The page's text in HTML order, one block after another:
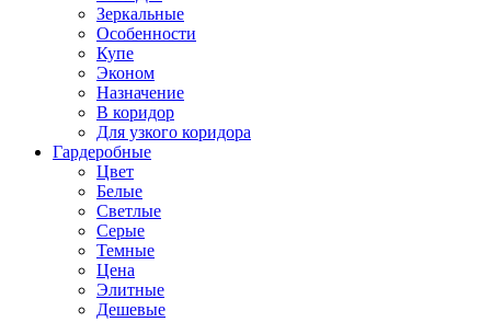
Зеркальные
Особенности
Купе
Эконом
Назначение
В коридор
Для узкого коридора
Гардеробные
Цвет
Белые
Светлые
Серые
Темные
Цена
Элитные
Дешевые